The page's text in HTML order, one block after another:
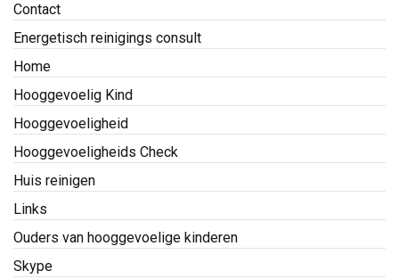
Contact
Energetisch reinigings consult
Home
Hooggevoelig Kind
Hooggevoeligheid
Hooggevoeligheids Check
Huis reinigen
Links
Ouders van hooggevoelige kinderen
Skype